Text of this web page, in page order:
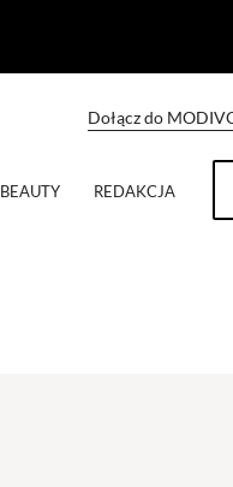
Dołącz do
BEAUTY REDAKCJA